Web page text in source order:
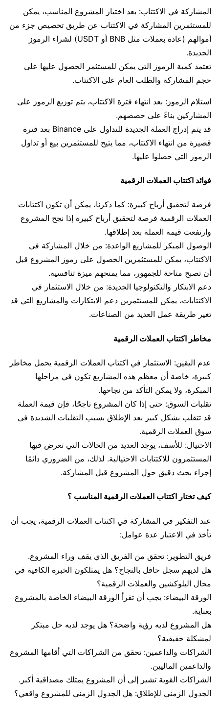
المشاركة في الاكتتاب: بعد اختيار المشروع المناسب، يمكن
للمستثمرين المشاركة في الاكتتاب عن طريق تخصيص جزء من
أموالهم (عادة بعملات مثل BNB أو USDT) لشراء الرموز
الجديدة.
تعتمد كمية الرموز التي يمكن للمستثمر الحصول عليها على
حجم المشاركة والطلب العام على الاكتتاب.
استلام الرموز: بعد انتهاء فترة الاكتتاب، يتم توزيع الرموز على
المشاركين بناءً على حصصهم.
قد يتم إدراج العملة الجديدة للتداول على Binance بعد فترة
قصيرة من انتهاء الاكتتاب، مما يتيح للمستثمرين بيع أو تداول
الرموز التي حصلوا عليها.
فوائد اكتتاب العملات الرقمية
فرصة لتحقيق أرباح كبيرة: كما ذكرنا، يمكن أن تكون اكتتابات
العملات الرقمية فرصة لتحقيق أرباح كبيرة إذا نجح المشروع
وارتفعت قيمة العملة بعد إطلاقها.
الوصول المبكر للمشاريع الواعدة: من خلال المشاركة في
الاكتتاب، يمكن للمستثمرين الحصول على رموز المشروع قبل
أن تصبح متاحة للجمهور، مما يمنحهم ميزة تنافسية.
دعم الابتكار والتكنولوجيا الجديدة: من خلال الاستثمار في
الاكتتابات، يمكن للمستثمرين دعم الابتكارات والمشاريع التي قد
تغير طريقة عمل العديد من الصناعات.
مخاطر اكتتاب العملات الرقمية
عدم اليقين: الاستثمار في اكتتاب العملات الرقمية يحمل مخاطر
كبيرة، خاصة أن معظم هذه المشاريع تكون في مراحلها
المبكرة، ولا يمكن التأكد من نجاحها.
تقلبات السوق: حتى إذا كان المشروع ناجحًا، فإن قيمة العملة
قد تتقلب بشكل كبير بعد الإطلاق بسبب التقلبات الشديدة في
سوق العملات الرقمية.
الاحتيال: للأسف، يوجد العديد من الحالات التي تعرض فيها
المستثمرون للاكتتابات الاحتيالية. لذلك، من الضروري دائمًا
إجراء بحث دقيق حول المشروع قبل المشاركة.
كيف تختار اكتتاب العملات الرقمية المناسب ؟
عند التفكير في المشاركة في اكتتاب العملات الرقمية، يجب أن
تأخذ في الاعتبار عدة عوامل:
فريق التطوير: تحقق من الفريق الذي يقف وراء المشروع.
هل لديهم سجل حافل بالنجاح؟ هل يمتلكون الخبرة الكافية في
مجال البلوكشين والعملات الرقمية؟
الورقة البيضاء: يجب أن تقرأ الورقة البيضاء الخاصة بالمشروع
بعناية.
هل المشروع لديه رؤية واضحة؟ هل يوجد لديه حل مبتكر
لمشكلة حقيقية؟
الشراكات والداعمين: تحقق من الشراكات التي أقامها المشروع
والداعمين الماليين.
الشراكات القوية تشير إلى أن المشروع يمتلك مصداقية أكبر.
الجدول الزمني للإطلاق: هل الجدول الزمني للمشروع واقعي؟